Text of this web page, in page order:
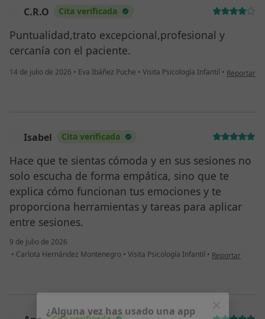
C.R.O Cita verificada
Puntualidad,trato excepcional,profesional y
cercanía con el paciente.
14 de julio de 2026 • Eva Ibáñez Puche • Visita Psicología Infantil • en opinión
Reportar
Isabel Cita verificada
Hace que te sientas cómoda y en sus sesiones no
solo escucha de forma empática, sino que te
explica cómo funcionan tus emociones y te
proporciona herramientas y tareas para aplicar
entre sesiones.
9 de julio de 2026
• Carlota Hernández Montenegro • Visita Psicología Infantil • en opinión del
Reportar